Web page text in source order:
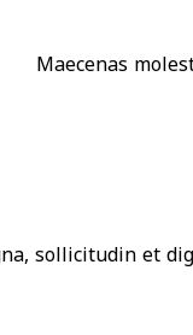
Maecenas
sollicitudin et